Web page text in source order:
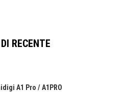
RECENTE
A1 Pro / A1PRO